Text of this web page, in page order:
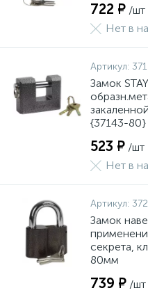
722 ₽ /шт
Нет в
Артикул:
Замок
{37143-80}
523 ₽ /шт
Нет в
Артикул:
Замок
секрета,
80мм
739 ₽ /шт